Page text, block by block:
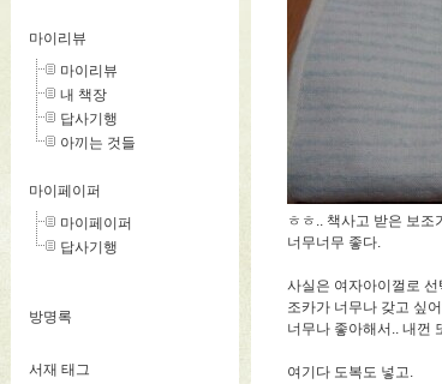
ㅎㅎ.. 책사고 받은 보조
너무너무 좋다.
사실은 여자아이껄로
조카가 너무나 갖고 싶
너무나 좋아해서.. 내껀
여기다 도복도 넣고.
마이리뷰
마이리뷰
내 책장
답사기행
아끼는 것들
마이페이퍼
마이페이퍼
답사기행
방명록
서재 태그